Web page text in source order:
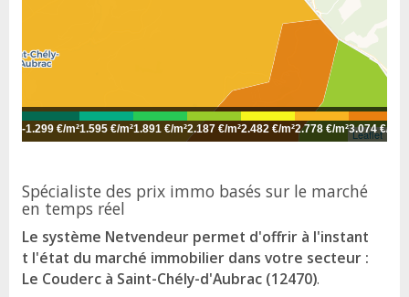
Leaflet
-1.299 €/m²1.595 €/m²1.891 €/m²2.187 €/m²2.482 €/m²2.778 €/m²3.074 €/m²
Spécialiste des prix immo basés sur le marché
en temps réel
Le système Netvendeur permet d'offrir à l'instant
t l'état du marché immobilier dans votre secteur :
Le Couderc à Saint-Chély-d'Aubrac (12470).